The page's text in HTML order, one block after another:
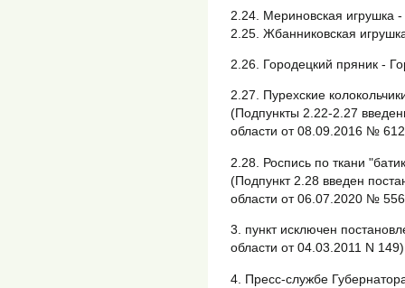
2.24. Мериновская игрушка
2.25. Жбанниковская
2.26. Городецкий пряник -
2.27. Пурехские
(Подпункты 2.22-2.27
области от 08.09.2016 №
2.28. Роспись по ткани
(Подпункт 2.28 введен
области от 06.07.2020 №
3. пункт исключен
области от 04.03.2011 N
4. Пресс-службе